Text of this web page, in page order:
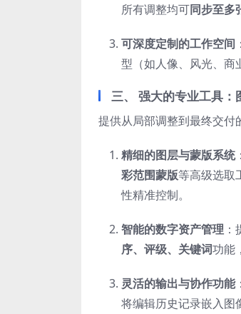
所有调整均可同步至多
可深度定制的工作空间
型（如人像、风光、商
三、 强大的专业工具：
提供从局部调整到最终交付
精细的图层与蒙版系统
彩范围蒙版等高级选取
性精准控制。
智能的数字资产管理
序、评级、关键词功能
灵活的输出与协作功能
将编辑历史记录嵌入图